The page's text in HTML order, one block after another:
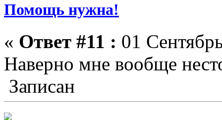
Помощь нужна!
« Ответ #11 : 01
Наверно мне вообще
Записан